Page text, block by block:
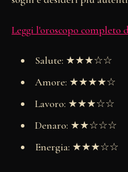
Leggi l'oroscopo completo
Salute: ★★★☆☆
Amore: ★★★★☆
Lavoro: ★★★☆☆
Denaro: ★★☆☆☆
Energia: ★★★☆☆